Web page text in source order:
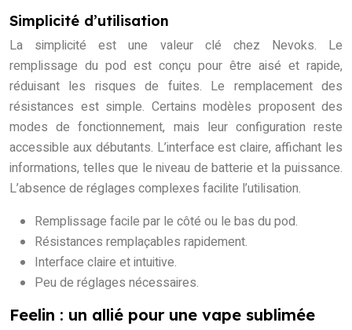
Simplicité d’utilisation
La simplicité est une valeur clé chez Nevoks. Le
remplissage du pod est conçu pour être aisé et rapide,
réduisant les risques de fuites. Le remplacement des
résistances est simple. Certains modèles proposent des
modes de fonctionnement, mais leur configuration reste
accessible aux débutants. L’interface est claire, affichant les
informations, telles que le niveau de batterie et la puissance.
L’absence de réglages complexes facilite l’utilisation.
Remplissage facile par le côté ou le bas du pod.
Résistances remplaçables rapidement.
Interface claire et intuitive.
Peu de réglages nécessaires.
Feelin : un allié pour une vape sublimée